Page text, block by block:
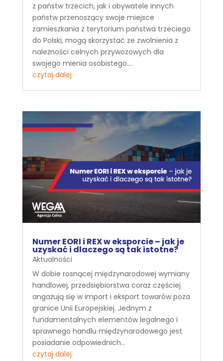
z państw trzecich, jak i obywatele innych
państw przenoszący swoje miejsce
zamieszkania z terytorium państwa trzeciego
do Polski, mogą skorzystać ze zwolnienia z
należności celnych przywozowych dla
swojego mienia osobistego....
czytaj dalej
Numer EORI i REX w eksporcie – jak je
uzyskać i dlaczego są tak istotne?
Aktualności
W dobie rosnącej międzynarodowej wymiany
handlowej, przedsiębiorstwa coraz częściej
angażują się w import i eksport towarów poza
granice Unii Europejskiej. Jednym z
fundamentalnych elementów legalnego i
sprawnego handlu międzynarodowego jest
posiadanie odpowiednich...
czytaj dalej